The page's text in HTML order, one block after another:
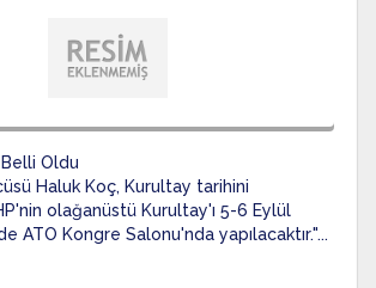
Oldu
Haluk Koç, Kurultay tarihini
olağanüstü Kurultay'ı 5-6 Eylül
ATO Kongre Salonu'nda yapılacaktır."...